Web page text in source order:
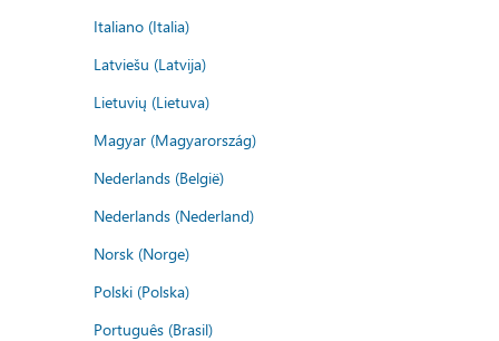
Italiano (Italia)
Latviešu (Latvija)
Lietuvių (Lietuva)
Magyar (Magyarország)
Nederlands (België)
Nederlands (Nederland)
Norsk (Norge)
Polski (Polska)
Português (Brasil)